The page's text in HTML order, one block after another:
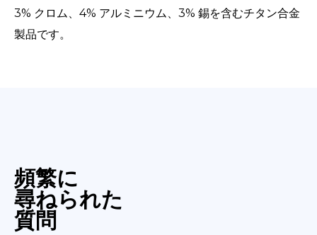
3% クロム、4% アルミニウム、3% 錫を含むチタン合金
製品です。
頻繁に
尋ねられた
質問